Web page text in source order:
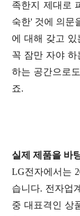
족한지 제대로
숙한' 것에 의문
에 대해 갖고
꼭 잠만 자야 하
하는 공간으로
죠.
실제 제품을 바
LG전자에서는
습니다. 전자업
중 대표격인 상